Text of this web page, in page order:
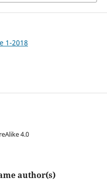
1-2018
4.0
author(s)